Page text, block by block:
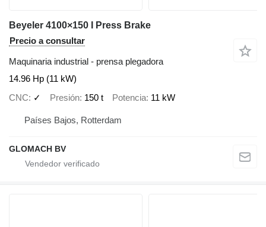
Beyeler 4100×150 I Press Brake
Precio a consultar
Maquinaria industrial - prensa plegadora
14.96 Hp (11 kW)
CNC
✓ Presión 150 t Potencia 11 kW
Países Bajos, Rotterdam
GLOMACH BV